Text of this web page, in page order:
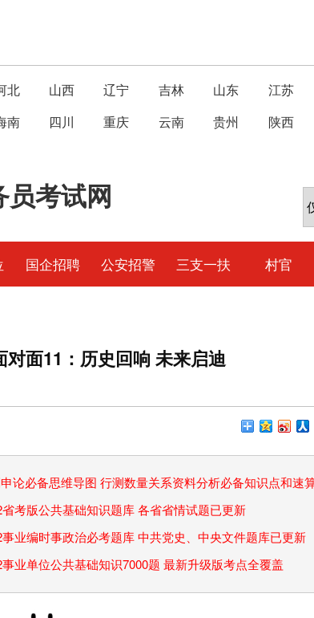
北 山西 辽宁 吉林 山东 江苏
南 四川 重庆 云南 贵州 陕西
考试网
国企招聘 公安招警 三支一扶 村官
面11：历史回响 未来启迪
论必备思维导图 行测数量关系资料分析必备知识点和速
考版公共基础知识题库 各省省情试题已更新
业编时事政治必考题库 中共党史、中央文件题库已更新
业单位公共基础知识7000题 最新升级版考点全覆盖